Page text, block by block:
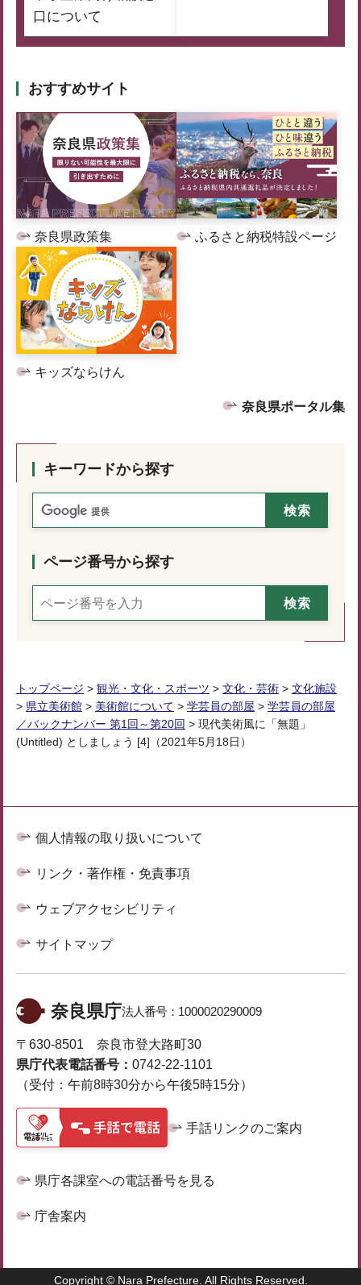
口について
おすすめサイト
奈良県政策集 ふるさと納税特設ページ
キッズならけん
奈良県ポータル集
キーワードから探す
ページ番号から探す
トップページ > 観光・文化・スポーツ > 文化・芸術 > 文化施設
> 県立美術館 > 美術館について > 学芸員の部屋 > 学芸員の部屋
／バックナンバー 第1回～第20回 > 現代美術風に「無題」
(Untitled) としましょう [4]（2021年5月18日）
個人情報の取り扱いについて
リンク・著作権・免責事項
ウェブアクセシビリティ
サイトマップ
奈良県庁法人番号： 1000020290009
〒630-8501 奈良市登大路町30
県庁代表電話番号： 0742-22-1101
（受付：午前8時30分から午後5時15分）
手話リンクのご案内
県庁各課室への電話番号を見る
庁舎案内
Copyright © Nara Prefecture. All Rights Reserved.